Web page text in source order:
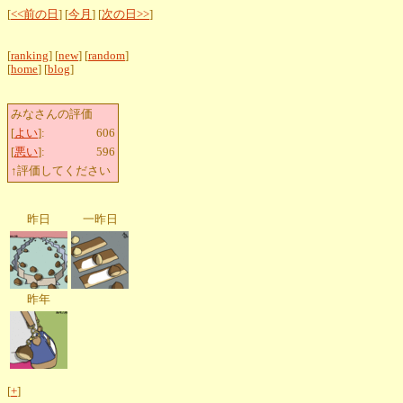
[<<前の日 ] [今月 ] [次の日>>]
[ranking] [new] [random]
[home] [blog]
みなさんの評価
[よい]:
606
[悪い]:
596
↑評価してください
昨日 一昨日
昨年
[+]